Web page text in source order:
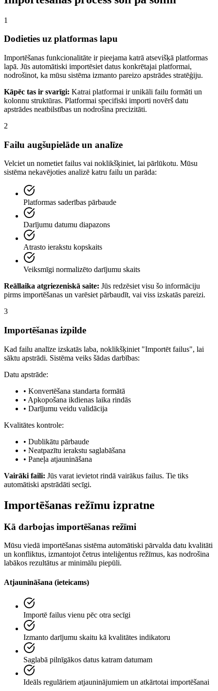
1
Dodieties uz platformas lapu
Importēšanas funkcionalitāte ir pieejama katrā atsevišķā platformas
lapā. Jūs automātiski importēsiet datus konkrētajai platformai,
nodrošinot, ka mūsu sistēma izmanto pareizo apstrādes stratēģiju.
Kāpēc tas ir svarīgi: Katrai platformai ir unikāli failu formāti un
kolonnu struktūras. Platformai specifiski importi novērš datu
apstrādes neatbilstības un nodrošina precizitāti.
2
Failu augšupielāde un analīze
Velciet un nometiet failus vai noklikšķiniet, lai pārlūkotu. Mūsu
sistēma nekavējoties analizē katru failu un parāda:
Platformas saderības pārbaude
Darījumu datumu diapazons
Atrasto ierakstu kopskaits
Veiksmīgi normalizēto darījumu skaits
Reāllaika atgriezeniskā saite: Jūs redzēsiet visu šo informāciju
pirms importēšanas un varēsiet pārbaudīt, vai viss izskatās pareizi.
3
Importēšanas izpilde
Kad failu analīze izskatās laba, noklikšķiniet "Importēt failus", lai
sāktu apstrādi. Sistēma veiks šādas darbības:
Datu apstrāde:
• Konvertēšana standarta formātā
• Apkopošana ikdienas laika rindās
• Darījumu veidu validācija
Kvalitātes kontrole:
• Dublikātu pārbaude
• Neatpazītu ierakstu saglabāšana
• Paneļa atjaunināšana
Vairāki faili: Jūs varat ievietot rindā vairākus failus. Tie tiks
automātiski apstrādāti secīgi.
Importēšanas režīmu izpratne
Kā darbojas importēšanas režīmi
Mūsu viedā importēšanas sistēma automātiski pārvalda datu kvalitāti
un konfliktus, izmantojot četrus inteliģentus režīmus, kas nodrošina
labākos rezultātus ar minimālu piepūli.
Atjaunināšana (ieteicams)
Importē failus vienu pēc otra secīgi
Izmanto darījumu skaitu kā kvalitātes indikatoru
Saglabā pilnīgākos datus katram datumam
Ideāls regulāriem atjauninājumiem un atkārtotai importēšanai